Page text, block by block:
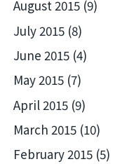
August 2015(9)
July 2015(8)
June 2015(4)
May 2015(7)
April 2015(9)
March 2015(10)
February 2015(5)